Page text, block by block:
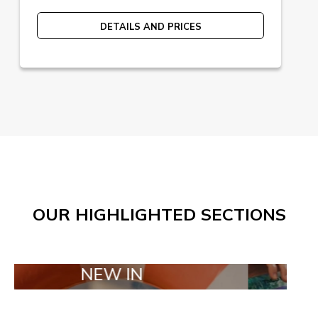
DETAILS AND PRICES
OUR HIGHLIGHTED SECTIONS
NEW IN TAILOR